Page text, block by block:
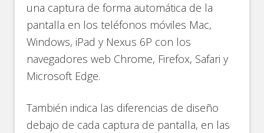
una captura de forma automática de la
pantalla en los teléfonos móviles Mac,
Windows, iPad y Nexus 6P con los
navegadores web Chrome, Firefox, Safari y
Microsoft Edge.
También indica las diferencias de diseño
debajo de cada captura de pantalla, en las